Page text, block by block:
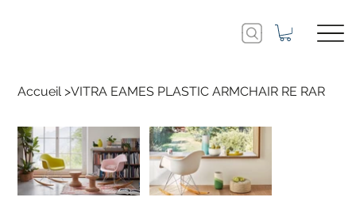
Accueil >VITRA EAMES PLASTIC ARMCHAIR RE RAR